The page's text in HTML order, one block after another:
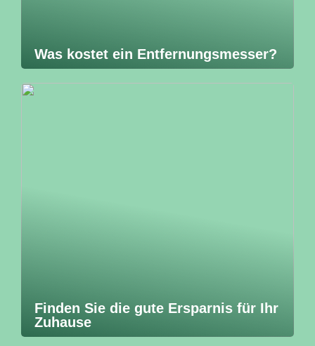
Was kostet ein Entfernungsmesser?
Finden Sie die gute Ersparnis für Ihr
Zuhause